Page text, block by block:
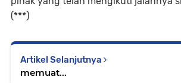
(***)
Artikel Selanjutnya
memuat...